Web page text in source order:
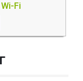
Fi